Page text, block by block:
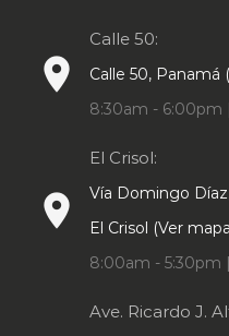
place
Calle 50:
Calle 50, Panamá
8:30am - 6:00pm
place
El Crisol:
Vía Domingo
El Crisol (Ver
8:00am - 5:30pm
Ave. Ricardo J.